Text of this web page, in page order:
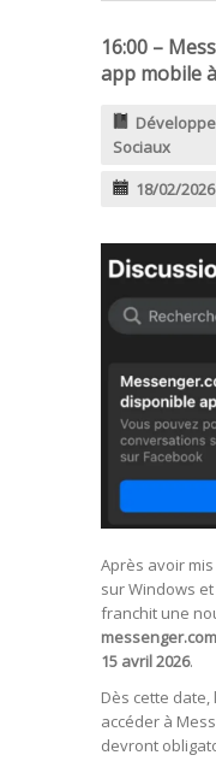
16:00 –
app mobile
Sociaux
18/02/2026
Après avoir
sur Windows
franchit une
messenger.com
15 avril 2026.
Dès cette
accéder à
devront